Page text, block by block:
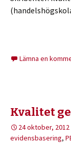
Lämna en
Kvalitet
24 oktober, 2012
evidensbasering,